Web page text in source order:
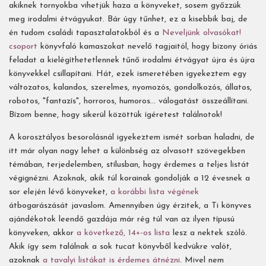
akiknek tornyokba vihetjük haza a könyveket, sosem győzzük
meg irodalmi étvágyukat. Bár úgy tűnhet, ez a kisebbik baj, de
én tudom családi tapasztalatokból és a Neveljünk olvasókat!
csoport könyvfaló kamaszokat nevelő tagjaitól, hogy bizony óriás
feladat a kielégíthetetlennek tűnő irodalmi étvágyat újra és újra
könyvekkel csillapítani. Hát, ezek ismeretében igyekeztem egy
változatos, kalandos, szerelmes, nyomozós, gondolkozós, állatos,
robotos, "fantazís", horroros, humoros... válogatást összeállítani.
Bízom benne, hogy sikerül közöttük ígéretest találnotok!
A korosztályos besorolásnál igyekeztem ismét sorban haladni, de
itt már olyan nagy lehet a különbség az olvasott szövegekben
témában, terjedelemben, stílusban, hogy érdemes a teljes listát
végignézni. Azoknak, akik túl korainak gondolják a 12 évesnek a
sor elején lévő könyveket, a korábbi lista végének
átbogarászását javaslom. Amennyiben úgy érzitek, a Ti könyves
ajándékotok leendő gazdája már rég túl van az ilyen típusú
könyveken, akkor a következő, 14+-os lista lesz a nektek szóló.
Akik így sem találnak a sok tucat könyvből kedvükre valót,
azoknak a tavalyi listákat is érdemes átnézni. Mivel nem